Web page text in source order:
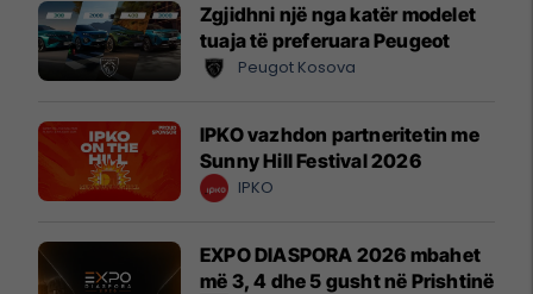
Zgjidhni një nga katër modelet
tuaja të preferuara Peugeot
Peugot Kosova
IPKO vazhdon partneritetin me
Sunny Hill Festival 2026
IPKO
EXPO DIASPORA 2026 mbahet
më 3, 4 dhe 5 gusht në Prishtinë